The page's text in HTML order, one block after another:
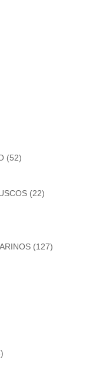
(52)
(22)
(127)